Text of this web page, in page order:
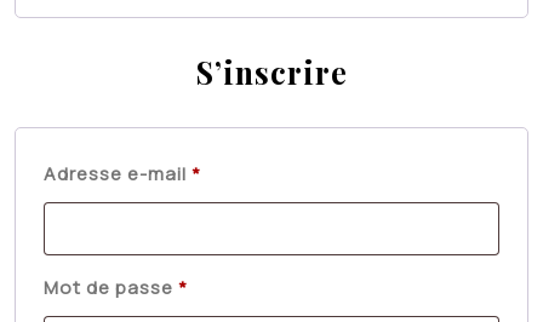
S’inscrire
Adresse e-mail *
Mot de passe *